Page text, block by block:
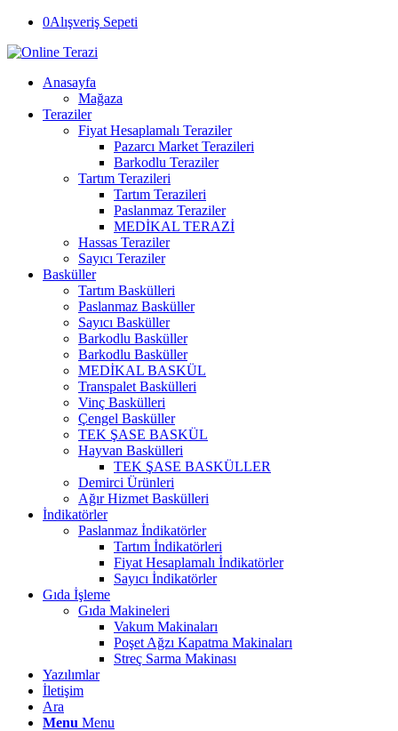
0Alışveriş Sepeti
Anasayfa
Mağaza
Teraziler
Fiyat Hesaplamalı Teraziler
Pazarcı Market Terazileri
Barkodlu Teraziler
Tartım Terazileri
Tartım Terazileri
Paslanmaz Teraziler
MEDİKAL TERAZİ
Hassas Teraziler
Sayıcı Teraziler
Basküller
Tartım Baskülleri
Paslanmaz Basküller
Sayıcı Basküller
Barkodlu Basküller
Barkodlu Basküller
MEDİKAL BASKÜL
Transpalet Baskülleri
Vinç Baskülleri
Çengel Basküller
TEK ŞASE BASKÜL
Hayvan Baskülleri
TEK ŞASE BASKÜLLER
Demirci Ürünleri
Ağır Hizmet Baskülleri
İndikatörler
Paslanmaz İndikatörler
Tartım İndikatörleri
Fiyat Hesaplamalı İndikatörler
Sayıcı İndikatörler
Gıda İşleme
Gıda Makineleri
Vakum Makinaları
Poşet Ağzı Kapatma Makinaları
Streç Sarma Makinası
Yazılımlar
İletişim
Ara
Menu Menu